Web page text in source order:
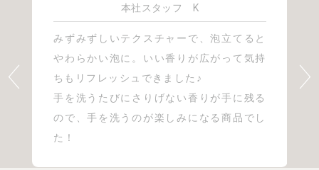
本社スタッフ K
みずみずしいテクスチャーで、泡立てると
やわらかい泡に。いい香りが広がって気持
ちもリフレッシュできました♪
手を洗うたびにさりげない香りが手に残る
ので、手を洗うのが楽しみになる商品でし
た！